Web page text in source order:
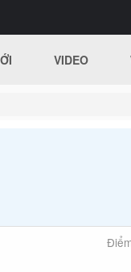
VIDEO